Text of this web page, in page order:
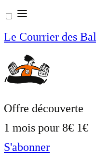
Aller
au
contenu
Le Courrier des
Offre découverte
1 mois pour 8€ 1€
S'abonner